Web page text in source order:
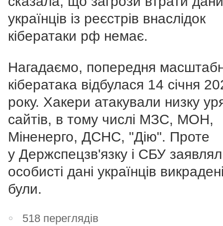
українців із реєстрів внаслідок
кібератаки рф немає.
Нагадаємо, попередня
кібератака відбулася 14 січня
року. Хакери атакували низку
сайтів, в тому числі МЗС, МОН,
Міненерго, ДСНС, "Дію". Проте
у Держспецзв'язку і СБУ
особисті дані українців
були.
518 переглядів